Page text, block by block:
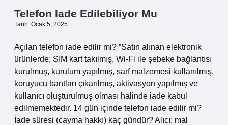
Telefon Iade Edilebiliyor Mu
Tarih: Ocak 5, 2025
Açılan telefon iade edilir mi? ”Satın alınan elektronik
ürünlerde; SIM kart takılmış, Wi-Fi ile şebeke bağlantısı
kurulmuş, kurulum yapılmış, sarf malzemesi kullanılmış,
koruyucu bantları çıkarılmış, aktivasyon yapılmış ve
kullanıcı oluşturulmuş olması halinde iade kabul
edilmemektedir. 14 gün içinde telefon iade edilir mi?
İade süresi (cayma hakkı) kaç gündür? Alıcı; mal